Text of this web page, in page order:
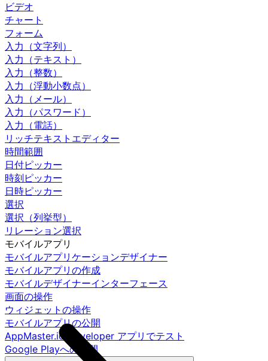
ビデオ
チャート
フォーム
入力（文字列）
入力（テキスト）
入力（整数）
入力（浮動小数点）
入力（メール）
入力（パスワード）
入力（電話）
リッチテキストエディター
時間範囲
日付ピッカー
時刻ピッカー
日時ピッカー
選択
選択（列挙型）
リレーション選択
モバイルアプリ
モバイルアプリケーションデザイナー
モバイルアプリの作成
モバイルデザイナーインターフェース
画面の操作
ウィジェットの操作
モバイルアプリの公開
AppMaster.io Developer アプリでテスト
Google Playへの公開